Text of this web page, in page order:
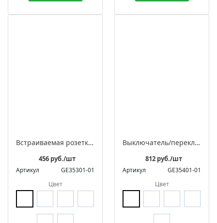
Встраиваемая розетка с заземляющим контактом ЛАХТА «Оптима»
456 руб./шт
Артикул
GE35301-01
Цвет
Выключатель/переключатель поворотный на 4 положения встраиваемый двухклавишный, серия ЛАХТА «Оптима»
812 руб./шт
Артикул
GE35401-01
Цвет